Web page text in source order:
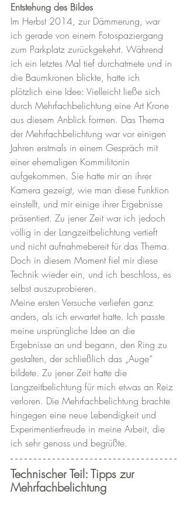
Entstehung des Bildes
Im Herbst 2014, zur Dämmerung, war
ich gerade von einem Fotospaziergang
zum Parkplatz zurückgekehrt. Während
ich ein letztes Mal tief durchatmete und in
die Baumkronen blickte, hatte ich
plötzlich eine Idee: Vielleicht ließe sich
durch Mehrfachbelichtung eine Art Krone
aus diesem Anblick formen. Das Thema
der Mehrfachbelichtung war vor einigen
Jahren erstmals in einem Gespräch mit
einer ehemaligen Kommilitonin
aufgekommen. Sie hatte mir an ihrer
Kamera gezeigt, wie man diese Funktion
einstellt, und mir einige ihrer Ergebnisse
präsentiert. Zu jener Zeit war ich jedoch
völlig in der Langzeitbelichtung vertieft
und nicht aufnahmebereit für das Thema.
Doch in diesem Moment fiel mir diese
Technik wieder ein, und ich beschloss, es
selbst auszuprobieren.
Meine ersten Versuche verliefen ganz
anders, als ich erwartet hatte. Ich passte
meine ursprüngliche Idee an die
Ergebnisse an und begann, den Ring zu
gestalten, der schließlich das „Auge“
bildete. Zu jener Zeit hatte die
Langzeitbelichtung für mich etwas an Reiz
verloren. Die Mehrfachbelichtung brachte
hingegen eine neue Lebendigkeit und
Experimentierfreude in meine Arbeit, die
ich sehr genoss und begrüßte.
Technischer Teil: Tipps zur
Mehrfachbelichtung